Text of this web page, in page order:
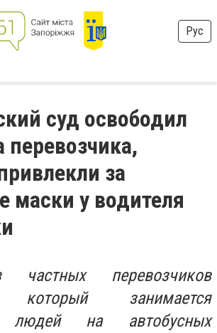
Рус
суд освободил
за
маски у водителя
перевозчиков
который занимается
людей на автобусных